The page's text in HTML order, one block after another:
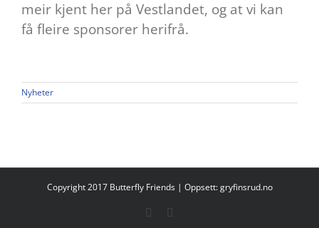
meir kjent her på Vestlandet, og at vi kan
få fleire sponsorer herifrå.
Nyheter
Copyright 2017 Butterfly Friends | Oppsett:gryfinsrud.no
Facebook